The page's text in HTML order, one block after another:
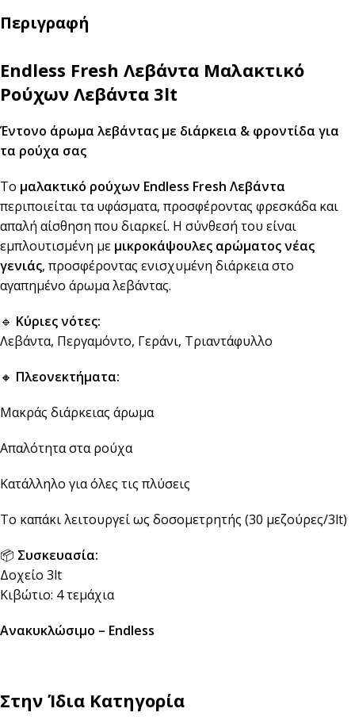
Περιγραφή
Endless Fresh Λεβάντα Μαλακτικό
Ρούχων Λεβάντα 3lt
Έντονο άρωμα λεβάντας με διάρκεια & φροντίδα για
τα ρούχα σας
Το μαλακτικό ρούχων Endless Fresh Λεβάντα
περιποιείται τα υφάσματα, προσφέροντας φρεσκάδα και
απαλή αίσθηση που διαρκεί. Η σύνθεσή του είναι
εμπλουτισμένη με μικροκάψουλες αρώματος νέας
γενιάς, προσφέροντας ενισχυμένη διάρκεια στο
αγαπημένο άρωμα λεβάντας.
🔹 Κύριες νότες:
Λεβάντα, Περγαμόντο, Γεράνι, Τριαντάφυλλο
🔸 Πλεονεκτήματα:
Μακράς διάρκειας άρωμα
Απαλότητα στα ρούχα
Κατάλληλο για όλες τις πλύσεις
Το καπάκι λειτουργεί ως δοσομετρητής (30 μεζούρες/3lt)
📦 Συσκευασία:
Δοχείο 3lt
Κιβώτιο: 4 τεμάχια
Ανακυκλώσιμο – Endless
Στην Ίδια Κατηγορία